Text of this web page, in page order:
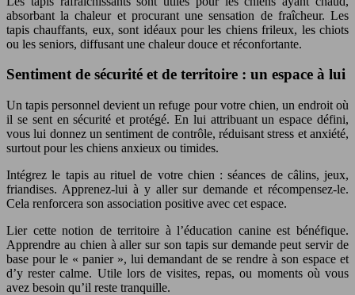
absorbant la chaleur et procurant une sensation de fraîcheur. Les
tapis chauffants, eux, sont idéaux pour les chiens frileux, les chiots
ou les seniors, diffusant une chaleur douce et réconfortante.
Sentiment de sécurité et de territoire : un espace à lui
Un tapis personnel devient un refuge pour votre chien, un endroit où
il se sent en sécurité et protégé. En lui attribuant un espace défini,
vous lui donnez un sentiment de contrôle, réduisant stress et anxiété,
surtout pour les chiens anxieux ou timides.
Intégrez le tapis au rituel de votre chien : séances de câlins, jeux,
friandises. Apprenez-lui à y aller sur demande et récompensez-le.
Cela renforcera son association positive avec cet espace.
Lier cette notion de territoire à l’éducation canine est bénéfique.
Apprendre au chien à aller sur son tapis sur demande peut servir de
base pour le « panier », lui demandant de se rendre à son espace et
d’y rester calme. Utile lors de visites, repas, ou moments où vous
avez besoin qu’il reste tranquille.